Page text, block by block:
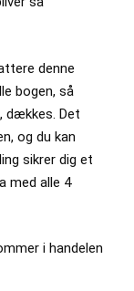
denne
bogen, så
dækkes. Det
og du kan
sikrer dig et
med alle 4
i handelen